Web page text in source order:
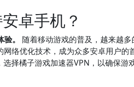
卓手机？
。
随着移动游戏的普及，越来越
络优化技术，成为众多安卓用户的
择橘子游戏加速器VPN，以确保游